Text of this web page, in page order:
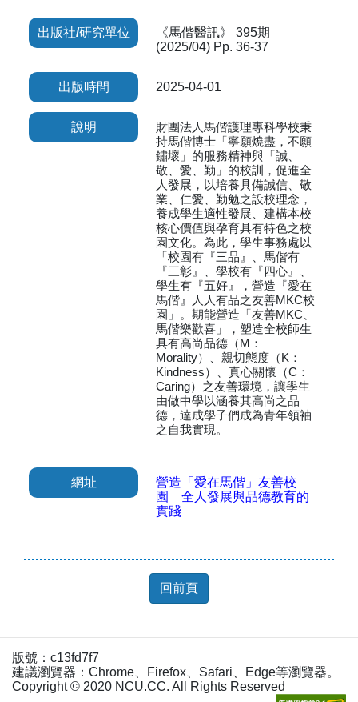
出版社/研究單位
《馬偕醫訊》 395期
(2025/04) Pp. 36-37
出版時間 2025-04-01
說明
財團法人馬偕護理專科學校秉
持馬偕博士「寧願燒盡，不願
鏽壞」的服務精神與「誠、
敬、愛、勤」的校訓，促進全
人發展，以培養具備誠信、敬
業、仁愛、勤勉之設校理念，
養成學生適性發展、建構本校
核心價值與孕育具有特色之校
園文化。為此，學生事務處以
「校園有『三品』、馬偕有
『三彰』、學校有『四心』、
學生有『五好』，營造『愛在
馬偕』人人有品之友善MKC校
園」。期能營造「友善MKC、
馬偕樂歡喜」，塑造全校師生
具有高尚品德（M：
Morality）、親切態度（K：
Kindness）、真心關懷（C：
Caring）之友善環境，讓學生
由做中學以涵養其高尚之品
德，達成學子們成為青年領袖
之自我實現。
網址
營造「愛在馬偕」友善校
園 全人發展與品德教育的
實踐
回前頁
版號：c13fd7f7
建議瀏覽器：Chrome、Firefox、Safari、Edge等瀏覽器。
Copyright © 2020 NCU.CC. All Rights Reserved